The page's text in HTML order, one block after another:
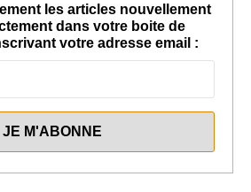
les articles nouvellement
dans votre boite de
votre adresse email :